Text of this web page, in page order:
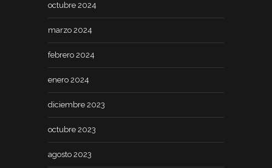
octubre 2024
marzo 2024
febrero 2024
enero 2024
diciembre 2023
octubre 2023
agosto 2023